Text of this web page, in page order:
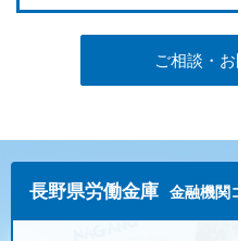
ご相談・
長野県労働金庫 金融機関